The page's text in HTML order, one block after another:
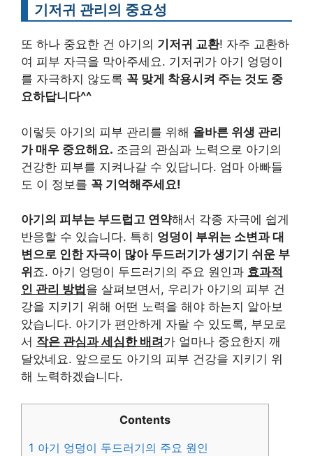
기저귀 관리의 중요성
또 하나 중요한 건 아기의 기저귀 교환! 자주 교환하
여 피부 자극을 막아주세요. 기저귀가 아기 엉덩이
를 자극하지 않도록 꼭 맞게 착용시켜 주는 것도 중
요하답니다^^
이렇듯 아기의 피부 관리를 위해 올바른 위생 관리
가 매우 중요해요. 조금의 관심과 노력으로 아기의
건강한 피부를 지켜나갈 수 있답니다. 엄마 아빠들
도 이 정보를 꼭 기억해주세요!
아기의 피부는 부드럽고 연약해서 각종 자극에 쉽게
반응할 수 있습니다. 특히 엉덩이 부위는 소변과 대
변으로 인한 자극이 많아 두드러기가 생기기 쉬운 부
위 죠. 아기 엉덩이 두드러기의 주요 원인과 효과적
인 관리 방법 을 살펴보면서, 우리가 아기의 피부 건
강을 지키기 위해 어떤 노력을 해야 하는지 알아보
았습니다. 아기가 편안하게 자랄 수 있도록, 부모로
서 작은 관심과 세심한 배려 가 얼마나 중요한지 깨
달았네요. 앞으로도 아기의 피부 건강을 지키기 위
해 노력하겠습니다.
Contents
1 아기 엉덩이 두드러기의 주요 원인